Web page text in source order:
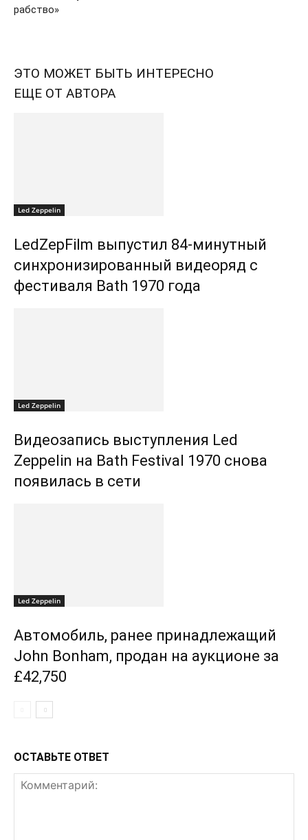
рабство»
ЭТО МОЖЕТ БЫТЬ ИНТЕРЕСНО
ЕЩЕ ОТ АВТОРА
Led Zeppelin
LedZepFilm выпустил 84-минутный
синхронизированный видеоряд с
фестиваля Bath 1970 года
Led Zeppelin
Видеозапись выступления Led
Zeppelin на Bath Festival 1970 снова
появилась в сети
Led Zeppelin
Автомобиль, ранее принадлежащий
John Bonham, продан на аукционе за
£42,750
ОСТАВЬТЕ ОТВЕТ